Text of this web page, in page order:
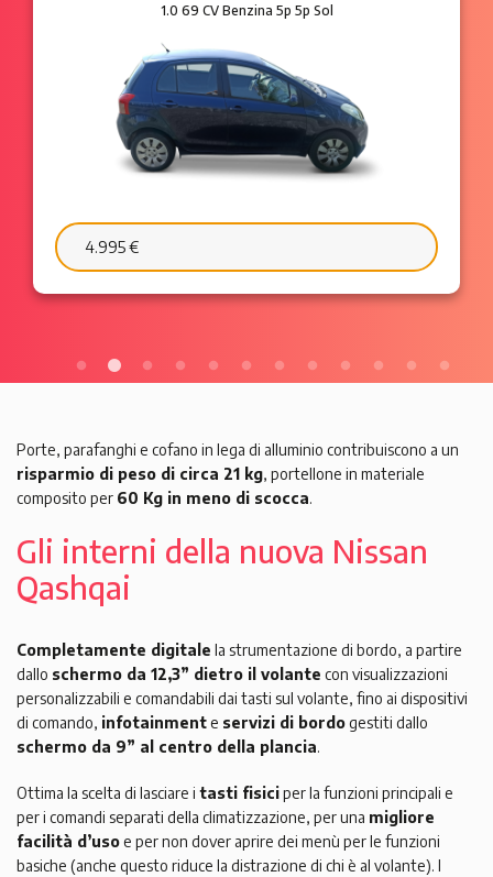
1.2 8V 69 CV Benzina 3p Plus
6.595 €
Porte, parafanghi e cofano in lega di alluminio contribuiscono a un
risparmio di peso di circa 21 kg, portellone in materiale
composito per 60 Kg in meno di scocca.
Gli interni della nuova Nissan
Qashqai
Completamente digitale la strumentazione di bordo, a partire
dallo schermo da 12,3” dietro il volante con visualizzazioni
personalizzabili e comandabili dai tasti sul volante, fino ai dispositivi
di comando, infotainmente servizi di bordogestiti dallo
schermo da 9” al centro della plancia.
Ottima la scelta di lasciare i tasti fisiciper la funzioni principali e
per i comandi separati della climatizzazione, per una migliore
facilità d’usoe per non dover aprire dei menù per le funzioni
basiche (anche questo riduce la distrazione di chi è al volante). I